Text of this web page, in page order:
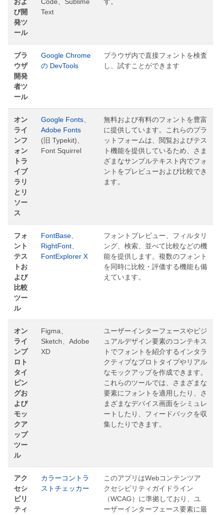
およ
び開
発ツ
ール
Code、Sublime
Text
す。
ブラ
ウザ
開発
者ツ
ール
Google Chrome
の DevTools
ブラウザ内で直接フォントを検査
し、試すことができます
オン
ライ
ンフ
ォン
トラ
イブ
ラリ
とリ
ソー
ス
Google Fonts、
Adobe Fonts
(旧 Typekit)、
Font Squirrel
無料および有料のフォントを豊富
に提供しています。これらのプラ
ットフォームは、閲覧およびテス
ト機能を提供しているため、さま
ざまなサンプルテキスト内でフォ
ントをプレビューおよび比較でき
ます。
フォ
ント
テス
トお
よび
比較
ツー
ル
FontBase、
RightFont、
FontExplorer X
フォントプレビュー、フィルタリ
ング、検索、並べて比較などの機
能を提供します。複数のフォント
を同時に比較・評価する機能も備
えています。
オン
ライ
ンプ
ロト
タイ
ピン
グお
よび
モッ
クア
ップ
ツー
ル
Figma、
Sketch、Adobe
XD
ユーザーインターフェースやビジ
ュアルデザイン要素のコンテキス
トでフォントを紹介するインタラ
クティブなプロトタイプやリアル
なモックアップを作成できます。
これらのツールでは、さまざまな
要素にフォントを適用したり、さ
まざまなデバイス画面をシミュレ
ートしたり、フィードバックを収
集したりできます。
アク
セシ
ビリ
ティ
カラーコントラ
ストチェッカー
このアプリはWebコンテンツア
クセシビリティガイドライン
（WCAG）に準拠しており、ユ
ーザーインターフェース要素に最